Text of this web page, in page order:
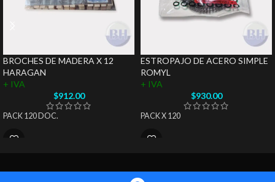
BROCHES DE MADERA X 12
HARAGAN
+ IVA
$912.00
PACK 120 DOC.
ESTROPAJO DE ACERO SIMPLE
ROMYL
+ IVA
$930.00
PACK X 120